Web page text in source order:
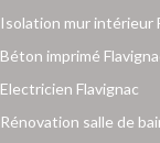
Isolation mur intérieur
Béton imprimé
Electricien Flavignac
Rénovation salle de